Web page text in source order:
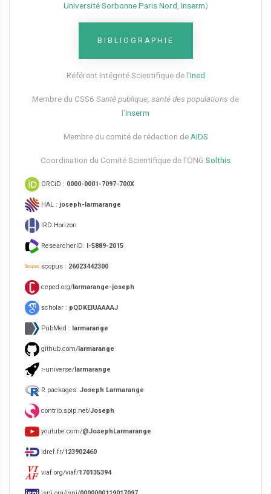
Université Sorbonne Paris Nord Inserm)
BIBLIOGRAPHIE
Référent Intégrité Scientifique de l’Ined
Membre du CSS6​ Santé publique, santé des populations de
l’Inserm
Membre du comité de rédaction de AIDS
Coordination du Comité Scientifique de l’ONG Solthis
ORCiD : 0000-0001-7097-700X
HAL : joseph-larmarange
IRD Horizon
ResearcherID: I-5889-2015
scopus : 26023442300
ceped.org/larmarange-joseph
scholar : pQDKEIUAAAAJ
PubMed : larmarange
github.com/larmarange
r-universe/larmarange
R packages: Joseph Larmarange
contrib.spip.net/Joseph
youtube.com/@JosephLarmarange
idref.fr/123902460
viaf.org/viaf/170135394